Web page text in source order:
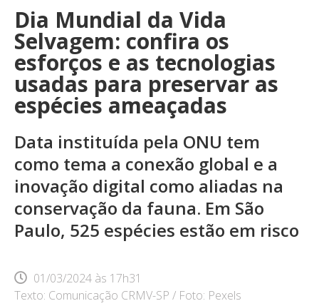
Dia Mundial da Vida
Selvagem: confira os
esforços e as tecnologias
usadas para preservar as
espécies ameaçadas
Data instituída pela ONU tem
como tema a conexão global e a
inovação digital como aliadas na
conservação da fauna. Em São
Paulo, 525 espécies estão em risco
01/03/2024 às 17h31
Texto: Comunicação CRMV-SP / Foto: Pexels